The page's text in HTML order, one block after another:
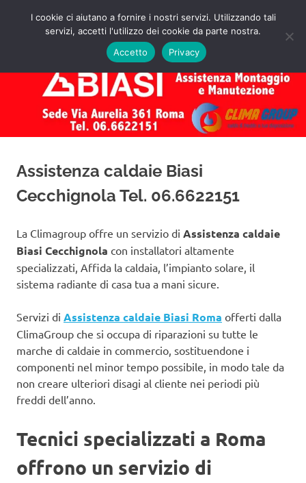
Assistenza
Caldaie
Biasi
Roma
Preventivo!
MENU
Assistenza caldaie Biasi
Cecchignola Tel. 06.6622151
La Climagroup offre un servizio di Assistenza caldaie
Biasi Cecchignola con installatori altamente
specializzati, Affida la caldaia, l’impianto solare, il
sistema radiante di casa tua a mani sicure.
Servizi di Assistenza caldaie Biasi Roma offerti dalla
ClimaGroup che si occupa di riparazioni su tutte le
marche di caldaie in commercio, sostituendone i
componenti nel minor tempo possibile, in modo tale da
non creare ulteriori disagi al cliente nei periodi più
freddi dell’anno.
Tecnici specializzati a Roma
offrono un servizio di
I cookie ci aiutano a fornire i nostri servizi. Utilizzando tali
servizi, accetti l'utilizzo dei cookie da parte nostra.
Accetto
Privacy